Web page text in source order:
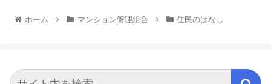
ホーム マンション管理組合 住民のはなし